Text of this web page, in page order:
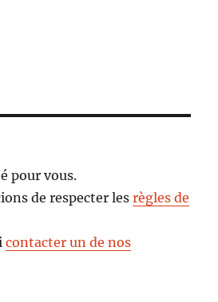
pour vous.
de respecter lesrègles de
contacter un de nos